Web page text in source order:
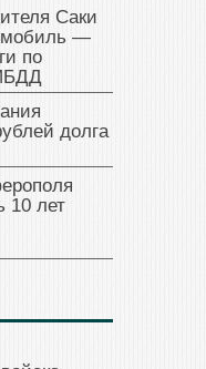
Саки
—
по
долга
10 лет